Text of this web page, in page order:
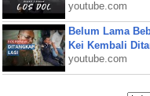
youtube.com
Belum Lama
Kei Kembali
youtube.com